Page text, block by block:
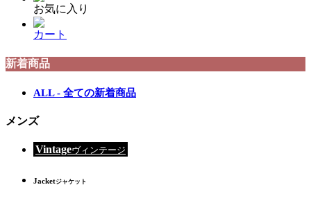
お気に入り
カート
新着商品
ALL - 全ての新着商品
メンズ
Vintageヴィンテージ
Jacketジャケット